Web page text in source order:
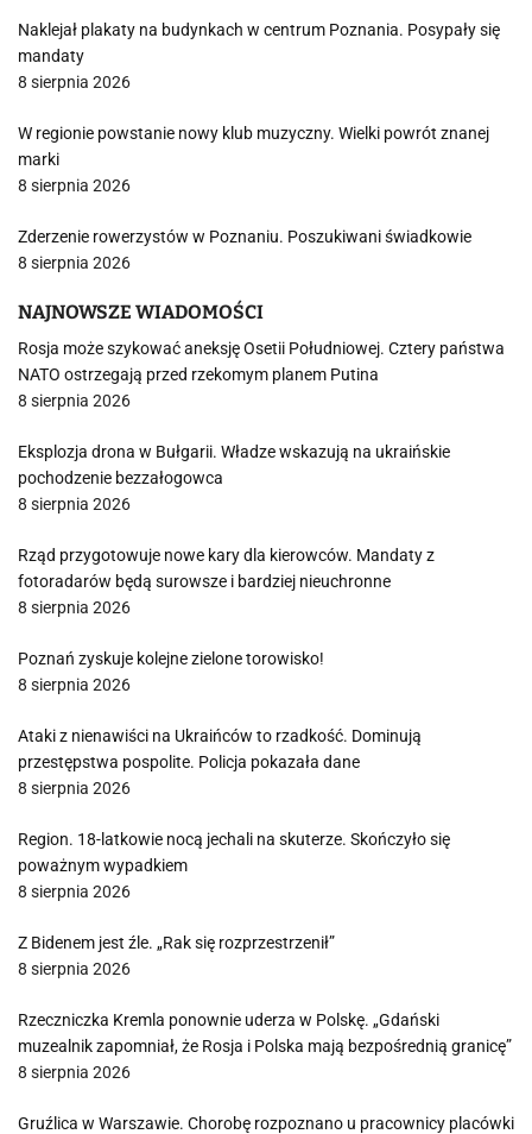
Naklejał plakaty na budynkach w centrum Poznania. Posypały się
mandaty
8 sierpnia 2026
W regionie powstanie nowy klub muzyczny. Wielki powrót znanej
marki
8 sierpnia 2026
Zderzenie rowerzystów w Poznaniu. Poszukiwani świadkowie
8 sierpnia 2026
NAJNOWSZE WIADOMOŚCI
Rosja może szykować aneksję Osetii Południowej. Cztery państwa
NATO ostrzegają przed rzekomym planem Putina
8 sierpnia 2026
Eksplozja drona w Bułgarii. Władze wskazują na ukraińskie
pochodzenie bezzałogowca
8 sierpnia 2026
Rząd przygotowuje nowe kary dla kierowców. Mandaty z
fotoradarów będą surowsze i bardziej nieuchronne
8 sierpnia 2026
Poznań zyskuje kolejne zielone torowisko!
8 sierpnia 2026
Ataki z nienawiści na Ukraińców to rzadkość. Dominują
przestępstwa pospolite. Policja pokazała dane
8 sierpnia 2026
Region. 18-latkowie nocą jechali na skuterze. Skończyło się
poważnym wypadkiem
8 sierpnia 2026
Z Bidenem jest źle. „Rak się rozprzestrzenił”
8 sierpnia 2026
Rzeczniczka Kremla ponownie uderza w Polskę. „Gdański
muzealnik zapomniał, że Rosja i Polska mają bezpośrednią granicę”
8 sierpnia 2026
Gruźlica w Warszawie. Chorobę rozpoznano u pracownicy placówki